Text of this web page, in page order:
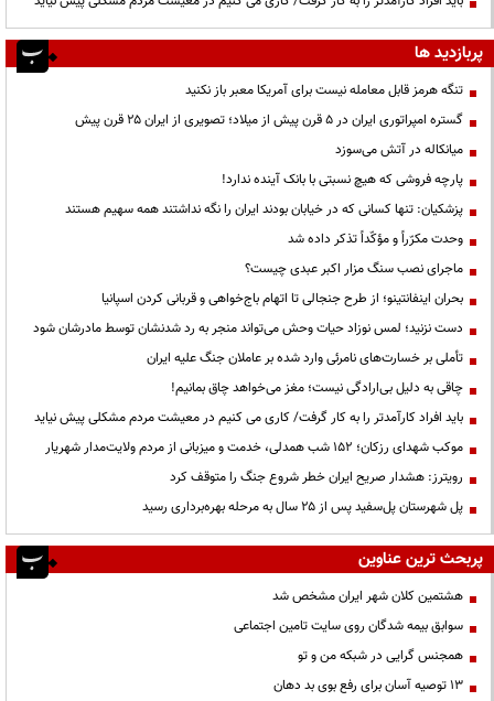
پربازدید ها
تنگه هرمز قابل معامله نیست برای آمریکا معبر باز نکنید
گستره امپراتوری ایران در ۵ قرن پیش از میلاد؛ تصویری از ایران ۲۵ قرن پیش
میانکاله در آتش می‌سوزد
پارچه فروشی که هیچ نسبتی با بانک آینده ندارد!
پزشکیان: تنها کسانی که در خیابان بودند ایران را نگه نداشتند همه سهیم هستند
وحدت مکرّراً و مؤکّداً تذکر داده شد
ماجرای نصب سنگ مزار اکبر عبدی چیست؟
بحران اینفانتینو؛ از طرح جنجالی تا اتهام باج‌خواهی و قربانی کردن اسپانیا
دست نزنید؛ لمس نوزاد حیات وحش می‌تواند منجر به رد شدنشان توسط مادرشان شود
تأملی بر خسارت‌های نامرئی وارد شده بر عاملان جنگ علیه ایران
چاقی به دلیل بی‌ارادگی نیست؛ مغز می‌خواهد چاق بمانیم!
باید افراد کارآمدتر را به کار گرفت/ کاری می کنیم در معیشت مردم مشکلی پیش نیاید
موکب شهدای رزکان؛ ۱۵۲ شب همدلی، خدمت و میزبانی از مردم ولایت‌مدار شهریار
رویترز: هشدار صریح ایران خطر شروع جنگ را متوقف کرد
پل شهرستان پل‌سفید پس از ۲۵ سال به مرحله بهره‌برداری رسید
پربحث ترین عناوین
هشتمین کلان شهر ایران مشخص شد
سوابق بیمه شدگان روی سایت تامین اجتماعی
همجنس گرایی در شبکه من و تو
13 توصیه آسان برای رفع بوی بد دهان